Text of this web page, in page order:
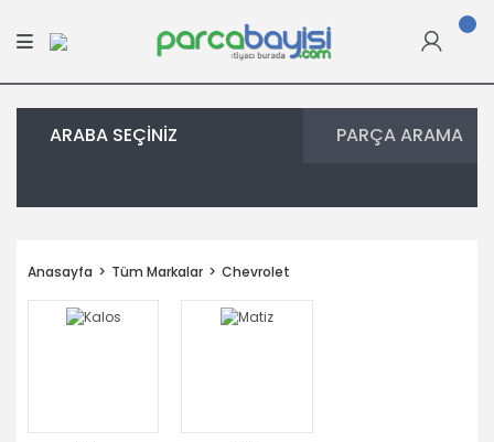
ARABA SEÇİNİZ PARÇA ARAMA
Anasayfa Tüm Markalar Chevrolet